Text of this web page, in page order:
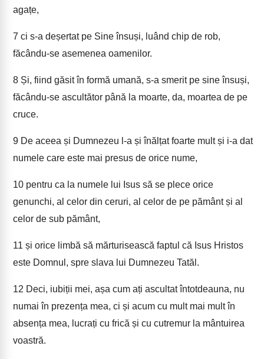
agațe,
7 ci s-a deșertat pe Sine însuși, luând chip de rob,
făcându-se asemenea oamenilor.
8 Și, fiind găsit în formă umană, s-a smerit pe sine însuși,
făcându-se ascultător până la moarte, da, moartea de pe
cruce.
9 De aceea și Dumnezeu l-a și înălțat foarte mult și i-a dat
numele care este mai presus de orice nume,
10 pentru ca la numele lui Isus să se plece orice
genunchi, al celor din ceruri, al celor de pe pământ și al
celor de sub pământ,
11 și orice limbă să mărturisească faptul că Isus Hristos
este Domnul, spre slava lui Dumnezeu Tatăl.
12 Deci, iubiții mei, așa cum ați ascultat întotdeauna, nu
numai în prezența mea, ci și acum cu mult mai mult în
absența mea, lucrați cu frică și cu cutremur la mântuirea
voastră.